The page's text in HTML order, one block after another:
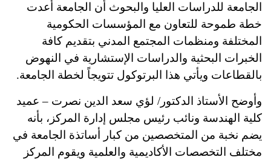
الجامعة للدراسات العليا والبحوث أن الجامعة أعدت
خطة طموحة للتعاون مع المؤسسات الحكومية
المختلفة ومنظمات المجتمع المدني بتقديم كافة
الخبرات البحثية والدراسات الإستشارية في النهوض
بالقطاعات ويأتي هذا البرتوكول تتويجاً لخطة الجامعة.
وأوضح الأستاذ الدكتور/ لؤي سعد الدين نصرت – عميد
كلية الهندسة ونائب رئيس مجلس إدارة المركز، بأنه
يضم نخبة من المتخصصين من كبار أساتذة الجامعة في
مختلف التخصصات الأكاديمية والعلمية ويقوم المركز